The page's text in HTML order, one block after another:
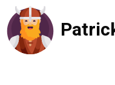
Aller
au
contenu